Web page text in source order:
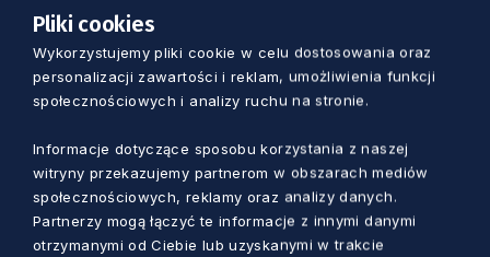
Zamówienie jest współfinansowane z
Krajowego Planu Odbudowy i Zwiększania
Odporności: Komponent E. – Zielona,
inteligentna mobilność, inwestycja E1.1.2 Zero- i
niskoemisyjny transport zbiorowy (autobusy)
2.0 w ramach projektu: „Zakup 15 autobusów
zeroemisyjnych wraz z niezbędną infrastrukturą
ładowania/tankowania do obsługi przewozów
Pliki cookies
Wykorzystujemy pliki cookie w celu dostosowania oraz
personalizacji zawartości i reklam, umożliwienia funkcji
społecznościowych i analizy ruchu na stronie.
Informacje dotyczące sposobu korzystania z naszej
witryny przekazujemy partnerom w obszarach mediów
społecznościowych, reklamy oraz analizy danych.
Partnerzy mogą łączyć te informacje z innymi danymi
otrzymanymi od Ciebie lub uzyskanymi w trakcie